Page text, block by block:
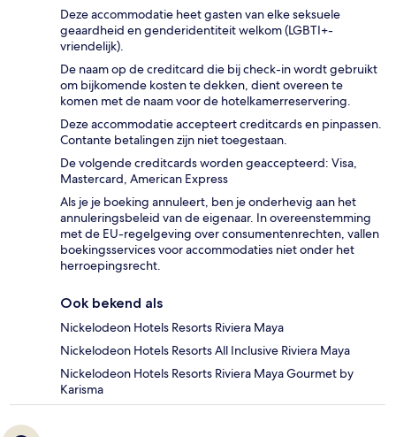
Deze accommodatie heet gasten van elke seksuele
geaardheid en genderidentiteit welkom (LGBTI+-
vriendelijk).
De naam op de creditcard die bij check-in wordt gebruikt
om bijkomende kosten te dekken, dient overeen te
komen met de naam voor de hotelkamerreservering.
Deze accommodatie accepteert creditcards en pinpassen.
Contante betalingen zijn niet toegestaan.
De volgende creditcards worden geaccepteerd: Visa,
Mastercard, American Express
Als je je boeking annuleert, ben je onderhevig aan het
annuleringsbeleid van de eigenaar. In overeenstemming
met de EU-regelgeving over consumentenrechten, vallen
boekingsservices voor accommodaties niet onder het
herroepingsrecht.
Ook bekend als
Nickelodeon Hotels Resorts Riviera Maya
Nickelodeon Hotels Resorts All Inclusive Riviera Maya
Nickelodeon Hotels Resorts Riviera Maya Gourmet by
Karisma